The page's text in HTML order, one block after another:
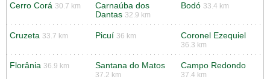
Cerro Corá 30.7 km
Carnaúba dos
Dantas 32.9 km
Bodó 33.4 km
Cruzeta 33.7 km Picuí 36 km Coronel Ezequiel
36.3 km
Florânia 36.9 km Santana do Matos
37.2 km
Campo Redondo
37.4 km